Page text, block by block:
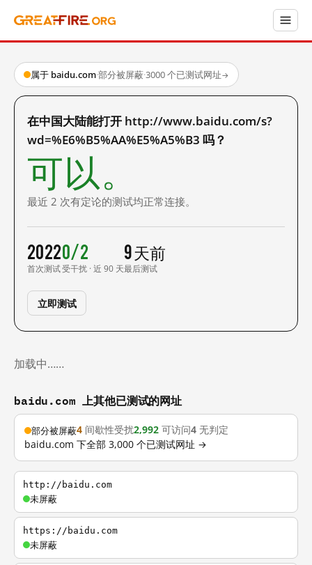
属于 baidu.com·部分被屏蔽·3000 个已测试网址→
在中国大陆能打开 http://www.baidu.com/s?
wd=%E6%B5%AA%E5%A5%B3 吗？
可以。
最近 2 次有定论的测试均正常连接。
2022
首次测试
0/2
受干扰 · 近 90 天
9 天前
最后测试
立即测试
加载中……
baidu.com 上其他已测试的网址
部分被屏蔽4 间歇性受扰2,992 可访问4 无判定
baidu.com 下全部 3,000 个已测试网址 →
http://baidu.com
未屏蔽
https://baidu.com
未屏蔽